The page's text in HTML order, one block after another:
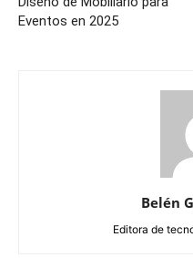
Eventos en 2025
Belén
Editora de